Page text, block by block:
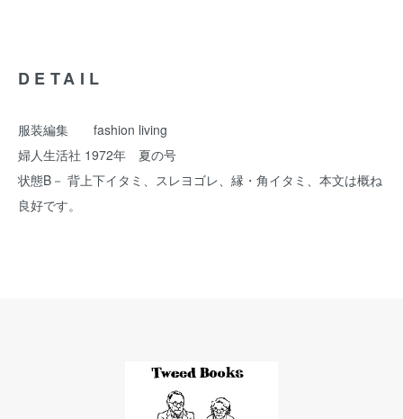
DETAIL
服装編集 fashion living
婦人生活社 1972年 夏の号
状態B－ 背上下イタミ、スレヨゴレ、縁・角イタミ、本文は概ね
良好です。